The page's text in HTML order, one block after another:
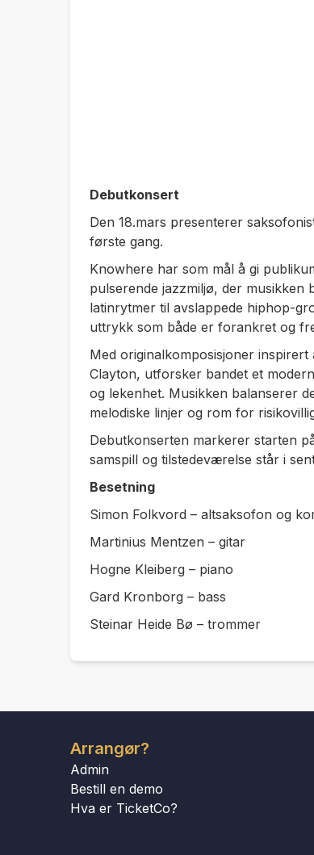
Debutkonsert
Den 18.mars presenterer
første gang.
Knowhere har som mål å gi
pulserende jazzmiljø, der musikken
latinrytmer til avslappede hiphop-
uttrykk som både er forankret og
Med originalkomposisjoner
Clayton, utforsker bandet et
og lekenhet. Musikken balanserer
melodiske linjer og rom for
Debutkonserten markerer starten
samspill og tilstedeværelse står i
Besetning
Simon Folkvord – altsaksofon og
Martinius Mentzen – gitar
Hogne Kleiberg – piano
Gard Kronborg – bass
Steinar Heide Bø – trommer
Arrangør?
Admin
Bestill en demo
Hva er TicketCo?